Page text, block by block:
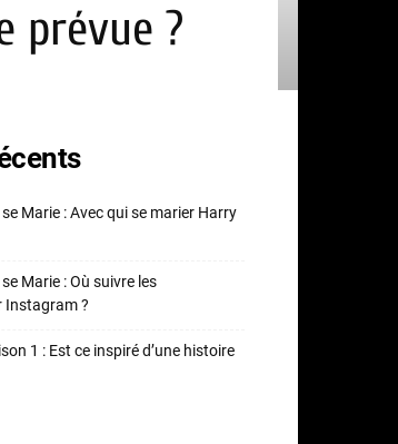
prévue ?
Marie : Avec qui se marier Harry
Marie : Où suivre les
Instagram ?
1 : Est ce inspiré d’une histoire